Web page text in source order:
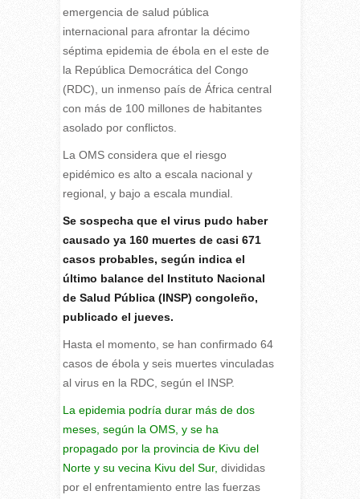
emergencia de salud pública
internacional para afrontar la décimo
séptima epidemia de ébola en el este de
la República Democrática del Congo
(RDC), un inmenso país de África central
con más de 100 millones de habitantes
asolado por conflictos.
La OMS considera que el riesgo
epidémico es alto a escala nacional y
regional, y bajo a escala mundial.
Se sospecha que el virus pudo haber
causado ya 160 muertes de casi 671
casos probables, según indica el
último balance del Instituto Nacional
de Salud Pública (INSP) congoleño,
publicado el jueves.
Hasta el momento, se han confirmado 64
casos de ébola y seis muertes vinculadas
al virus en la RDC, según el INSP.
La epidemia podría durar más de dos
meses, según la OMS, y se ha
propagado por la provincia de Kivu del
Norte y su vecina Kivu del Sur, divididas
por el enfrentamiento entre las fuerzas